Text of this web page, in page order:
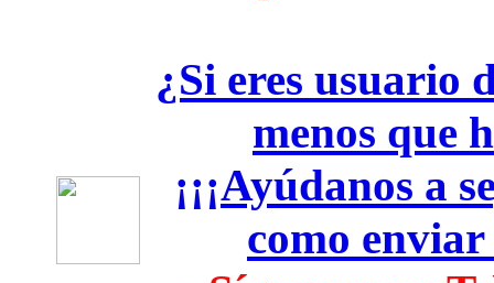
¿Si eres usuario
menos que
¡¡¡Ayúdanos a
como